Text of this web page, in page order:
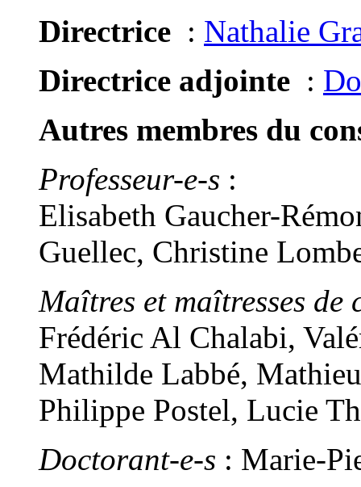
Directrice : Nathalie
Directrice adjointe :
Autres membres du
Professeur-e-s :
Elisabeth Gaucher-
Guellec, Christine
Maîtres et maîtresses de
Frédéric Al Chalabi,
Mathilde Labbé,
Philippe Postel, Lucie
Doctorant-e-s : Marie-